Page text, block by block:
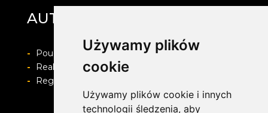
Używamy plików
cookie
Używamy plików cookie i innych
technologii śledzenia, aby
AUTO-MIX SERWIS
-
Pouczenie o prawie do odstapienia od umowy
-
Realizacja zamówienia i formy płatności
-
Regulamin i Polityka prywatności